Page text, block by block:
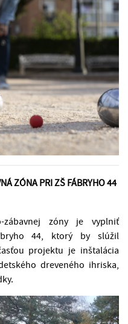
ZÓNA PRI ZŠ FÁBRYHO 44
zábavnej zóny je vyplniť
44, ktorý by slúžil
projektu je inštalácia
dreveného ihriska,